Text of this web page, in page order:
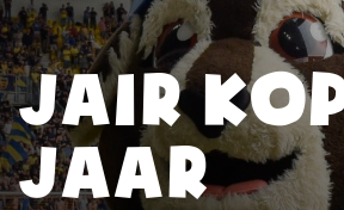
JAIR
JAAR